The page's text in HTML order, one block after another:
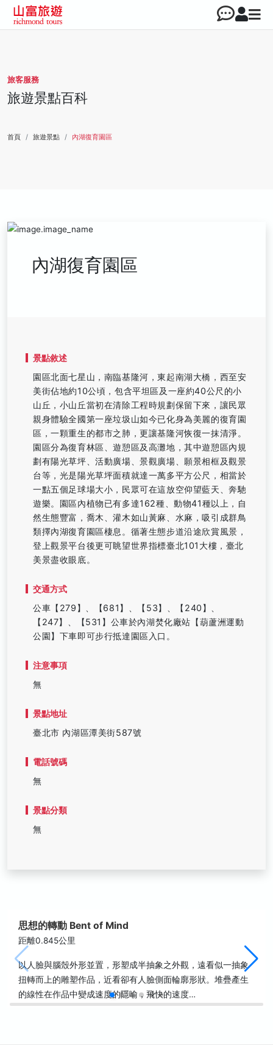
旅客服務
旅遊景點百科
首頁 旅遊景點 內湖復育園區
內湖復育園區
景點敘述
園區北面七星山，南臨基隆河，東起南湖大橋，西至安
美街佔地約10公頃，包含平坦區及一座約40公尺的小
山丘，小山丘當初在清除工程時規劃保留下來，讓民眾
親身體驗全國第一座垃圾山如今已化身為美麗的復育園
區，一顆重生的都市之肺，更讓基隆河恢復一抹清淨。
園區分為復育林區、遊憩區及高灘地，其中遊憩區內規
劃有陽光草坪、活動廣場、景觀廣場、願景相框及觀景
台等，光是陽光草坪面積就達一萬多平方公尺，相當於
一點五個足球場大小，民眾可在這放空仰望藍天、奔馳
遊樂。園區內植物已有多達162種、動物41種以上，自
然生態豐富，喬木、灌木如山黃麻、水麻，吸引成群鳥
類擇內湖復育園區棲息。循著生態步道沿途欣賞風景，
登上觀景平台後更可眺望世界指標臺北101大樓，臺北
美景盡收眼底。
交通方式
公車【279】、【681】、【53】、【240】、
【247】、【531】公車於內湖焚化廠站【葫蘆洲運動
公園】下車即可步行抵達園區入口。
注意事項
無
景點地址
臺北市 內湖區潭美街587號
電話號碼
無
景點分類
無
思想的轉動 Bent of Mind
距離0.845公里
以人臉與腦殼外形並置，形塑成半抽象之外觀，遠看似一抽象
扭轉而上的雕塑作品，近看卻有人臉側面輪廓形狀。堆疊產生
的線性在作品中變成速度的隱喻，飛快的速度…